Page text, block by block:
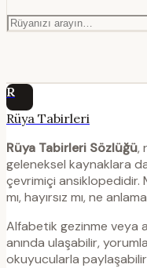
R
Rüya Tabirleri
Rüya Tabirleri Sözlüğü,
geleneksel kaynaklara
çevrimiçi ansiklopedidir.
mı, hayırsız mı, ne
Alfabetik gezinme veya
anında ulaşabilir,
okuyucularla